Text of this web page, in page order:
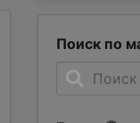
Поиск по